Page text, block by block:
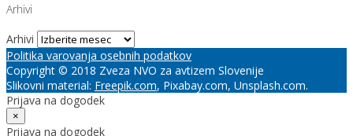
Arhivi
Arhivi
Politika varovanja osebnih podatkov
Copyright © 2018 Zveza NVO za avtizem Slovenije
Slikovni material: Freepik.com, Pixabay.com, Unsplash.com.
Prijava na dogodek
×
Prijava na dogodek